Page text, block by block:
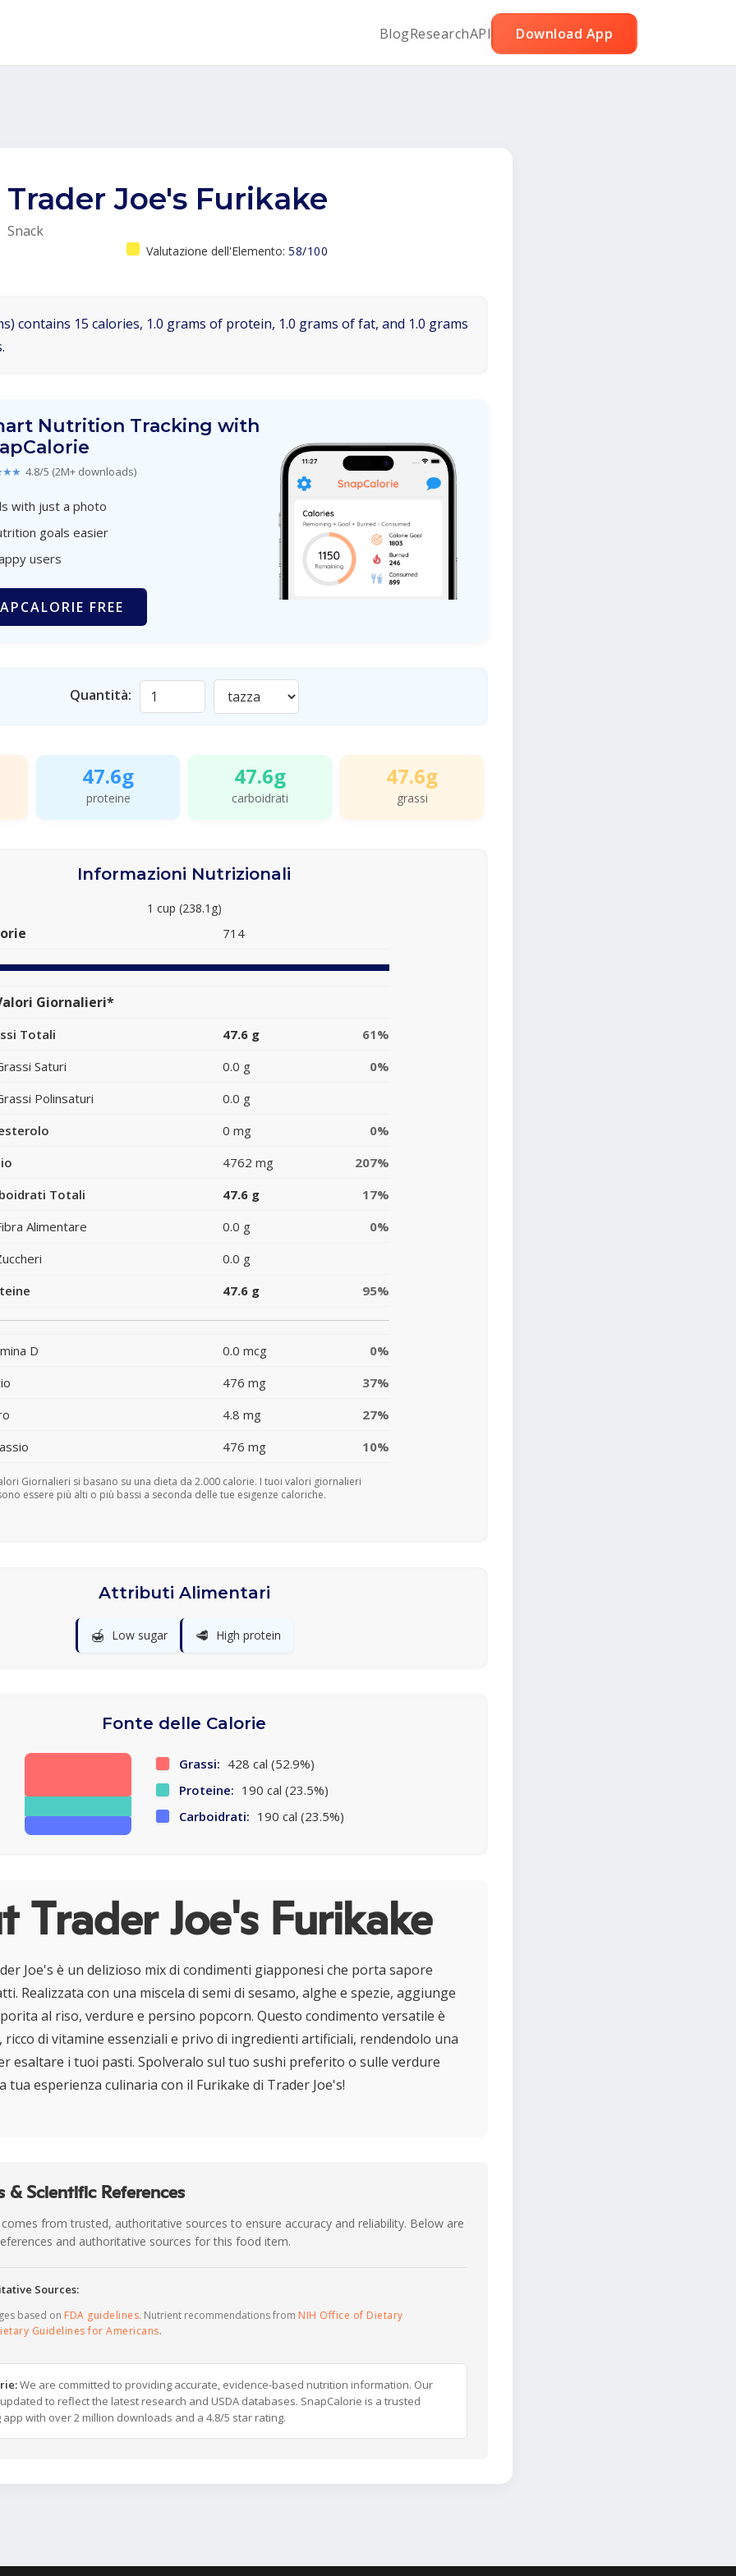
BlogResearchAPI Download App
Trader Joe's Furikake
Snack
Valutazione dell'Elemento: 58/100
contains 15 calories, 1.0 grams of protein, 1.0 grams of fat, and 1.0 grams
Nutrition Tracking with
4.8/5 (2M+ downloads)
with just a photo
goals easier
users
FREE
Quantità:
47.6g
proteine
47.6g
carboidrati
47.6g
grassi
Informazioni Nutrizionali
1 cup (238.1g)
714
Giornalieri*
Totali 47.6 g
61%
Saturi
0.0 g
0%
Polinsaturi
0.0 g
0 mg
0%
4762 mg
207%
Totali
47.6 g
17%
Alimentare
0.0 g
0%
0.0 g
47.6 g 95%
D 0.0 mcg
0%
476 mg
37%
4.8 mg
27%
476 mg 10%
Giornalieri si basano su una dieta da 2.000 calorie. I tuoi valori giornalieri
essere più alti o più bassi a seconda delle tue esigenze caloriche.
Attributi Alimentari
🍯 Low sugar 🥩 High protein
Fonte delle Calorie
Grassi: 428 cal (52.9%)
Proteine: 190 cal (23.5%)
Carboidrati: 190 cal (23.5%)
Trader Joe's Furikake
Joe's è un delizioso mix di condimenti giapponesi che porta sapore
Realizzata con una miscela di semi di sesamo, alghe e spezie, aggiunge
al riso, verdure e persino popcorn. Questo condimento versatile è
ricco di vitamine essenziali e privo di ingredienti artificiali, rendendolo una
esaltare i tuoi pasti. Spolveralo sul tuo sushi preferito o sulle verdure
tua esperienza culinaria con il Furikake di Trader Joe's!
& Scientific References
from trusted, authoritative sources to ensure accuracy and reliability. Below are
and authoritative sources for this food item.
Sources:
based on FDA guidelines. Nutrient recommendations from NIH Office of Dietary
Guidelines for Americans.
We are committed to providing accurate, evidence-based nutrition information. Our
to reflect the latest research and USDA databases. SnapCalorie is a trusted
with over 2 million downloads and a 4.8/5 star rating.